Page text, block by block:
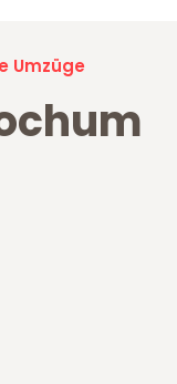
Umzüge